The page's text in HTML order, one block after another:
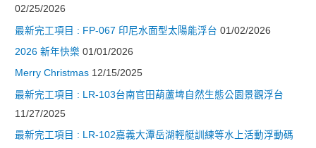
02/25/2026
最新完工項目 : FP-067 印尼水面型太陽能浮台 01/02/2026
2026 新年快樂 01/01/2026
Merry Christmas 12/15/2025
最新完工項目 : LR-103台南官田葫蘆埤自然生態公園景觀浮台
11/27/2025
最新完工項目 : LR-102嘉義大潭岳湖輕艇訓練等水上活動浮動碼